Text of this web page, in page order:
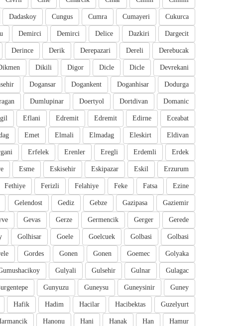
Cukurca
Cumayeri
Cumra
Cungus
Dadaskoy
Dargecit
Dazkiri
Delice
Demirci
Demirci
Derebucak
Dereli
Derepazari
Derik
Derince
Devrekani
Dicle
Dicle
Digor
Dikili
Dodurga
Doganhisar
Dogankent
Dogansar
Domanic
Dortdivan
Doertyol
Dumlupinar
Eceabat
Edirne
Edremit
Edremit
Eflani
Eldivan
Eleskirt
Elmadag
Elmali
Emet
Erdek
Erdemli
Eregli
Erenler
Erfelek
Erzurum
Eskil
Eskipazar
Eskisehir
Esme
Ezine
Fatsa
Feke
Felahiye
Ferizli
Fethiye
Gaziemir
Gazipasa
Gebze
Gediz
Gelendost
Gerede
Gerger
Germencik
Gerze
Gevas
Golbasi
Golbasi
Goelcuek
Goele
Golhisar
Golyaka
Goemec
Gonen
Gonen
Gordes
Gulagac
Gulnar
Gulsehir
Gulyali
Guney
Guneysinir
Guneysu
Gunyuzu
Guzelyurt
Hacibektas
Hacilar
Hadim
Hafik
Hamur
Han
Hanak
Hani
Hanonu